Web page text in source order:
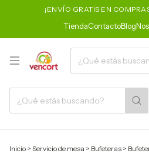
¡ENVÍO GRATIS EN
TiendaContactoBlog
Inicio > Servicio de mesa > Bufeteras >